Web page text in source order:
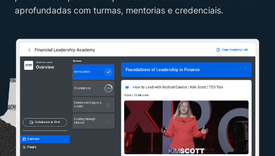
aprofundadas com turmas, mentorias e credenciais.